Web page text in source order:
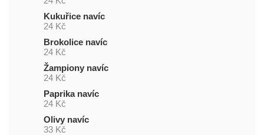
Kukuřice navíc
24 Kč
Brokolice navíc
24 Kč
Žampiony navíc
24 Kč
Paprika navíc
24 Kč
Olivy navíc
33 Kč